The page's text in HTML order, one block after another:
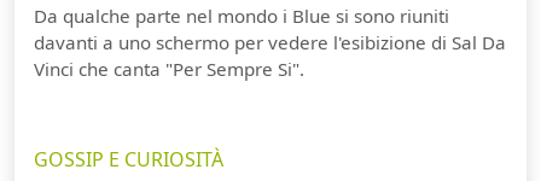
Da qualche parte nel mondo i Blue si sono riuniti
davanti a uno schermo per vedere l'esibizione di Sal Da
Vinci che canta "Per Sempre Si".
GOSSIP E CURIOSITÀ